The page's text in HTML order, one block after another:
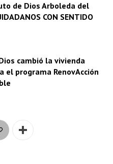
de Dios Arboleda del
CON SENTIDO
cambió la vivienda
el programa RenovAcción